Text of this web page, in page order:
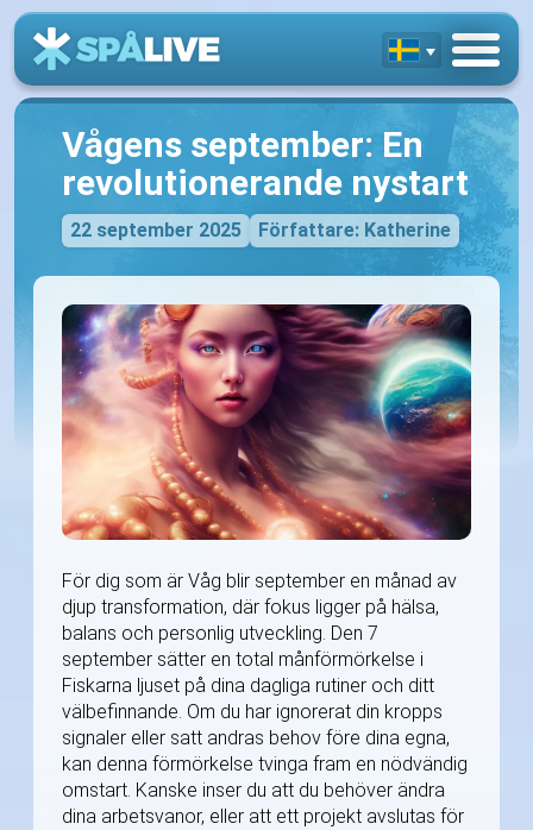
Vågens september: En
revolutionerande nystart
22 september 2025 Författare: Katherine
För dig som är Våg blir september en månad av
djup transformation, där fokus ligger på hälsa,
balans och personlig utveckling. Den 7
september sätter en total månförmörkelse i
Fiskarna ljuset på dina dagliga rutiner och ditt
välbefinnande. Om du har ignorerat din kropps
signaler eller satt andras behov före dina egna,
kan denna förmörkelse tvinga fram en nödvändig
omstart. Kanske inser du att du behöver ändra
dina arbetsvanor, eller att ett projekt avslutas för